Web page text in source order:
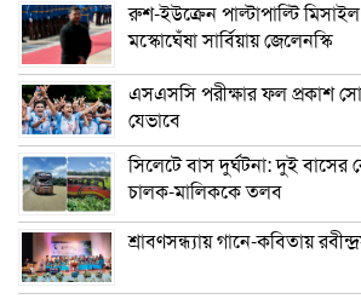
রুশ-ইউক্রেন পাল্টাপাল্টি
মস্কোঘেঁষা সার্বিয়ায় জেলেনস্কি
এসএসসি পরীক্ষার ফল প্রকাশ
যেভাবে
সিলেটে বাস দুর্ঘটনা: দুই বাসের
চালক-মালিককে তলব
শ্রাবণসন্ধ্যায় গানে-কবিতায়